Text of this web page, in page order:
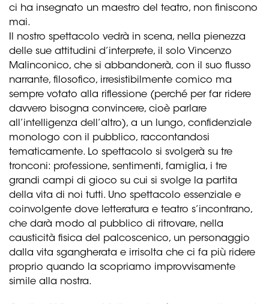
ci ha insegnato un maestro del teatro, non finiscono
mai.
Il nostro spettacolo vedrà in scena, nella pienezza
delle sue attitudini d’interprete, il solo Vincenzo
Malinconico, che si abbandonerà, con il suo flusso
narrante, filosofico, irresistibilmente comico ma
sempre votato alla riflessione (perché per far ridere
davvero bisogna convincere, cioè parlare
all’intelligenza dell’altro), a un lungo, confidenziale
monologo con il pubblico, raccontandosi
tematicamente. Lo spettacolo si svolgerà su tre
tronconi: professione, sentimenti, famiglia, i tre
grandi campi di gioco su cui si svolge la partita
della vita di noi tutti. Uno spettacolo essenziale e
coinvolgente dove letteratura e teatro s’incontrano,
che darà modo al pubblico di ritrovare, nella
causticità fisica del palcoscenico, un personaggio
dalla vita sgangherata e irrisolta che ci fa più ridere
proprio quando la scopriamo improvvisamente
simile alla nostra.